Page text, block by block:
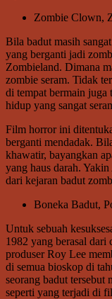
Zombie Clown,
Bila badut masih
yang berganti jadi
Zombieland. Dimana
zombie seram. Tidak
di tempat bermain juga
hidup yang sangat
Film horror ini
berganti mendadak.
khawatir, bayangkan
yang haus darah.
dari kejaran badut
Boneka Badut,
Untuk sebuah
1982 yang berasal dari
produser Roy Lee
di semua bioskop di
seorang badut tersebut
seperti yang terjadi di